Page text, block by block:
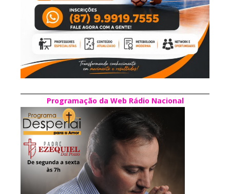
Programação da Web Rádio Nacional